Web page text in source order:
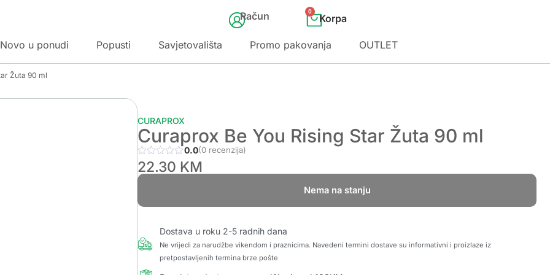
Račun 0
Novo u ponudi Popusti Savjetovališta Promo pakovanja OUTLET
Žuta 90 ml
CURAPROX
Curaprox Be You Rising Star Žuta 90 ml
0.0(0 recenzija)
22.30 KM
Nema na stanju
Dostava u roku 2-5 radnih dana
Ne vrijedi za narudžbe vikendom i praznicima. Navedeni termini dostave su informativni i proizlaze iz
pretpostavljenih termina brze pošte